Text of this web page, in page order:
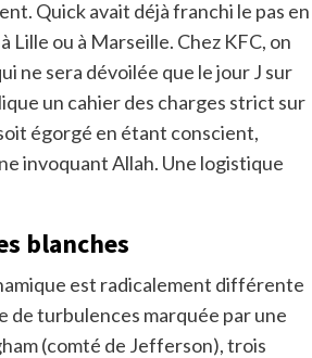
Quick avait déjà franchi le pas en
Lille ou à Marseille. Chez KFC, on
ne sera dévoilée que le jour J sur
un cahier des charges strict sur
égorgé en étant conscient,
invoquant Allah. Une logistique
blanches
est radicalement différente
de turbulences marquée par une
(comté de Jefferson), trois